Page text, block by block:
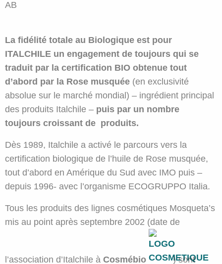
La fidélité totale au Biologique est pour
ITALCHILE un engagement de toujours qui se
traduit par la certification BIO obtenue tout
d’abord par la Rose musquée (en exclusivité
absolue sur le marché mondial) – ingrédient principal
des produits Italchile – puis par un nombre
toujours croissant de produits.
Dès 1989, Italchile a activé le parcours vers la
certification biologique de l’huile de Rose musquée,
tout d’abord en Amérique du Sud avec IMO puis –
depuis 1996- avec l’organisme ECOGRUPPO Italia.
Tous les produits des lignes cosmétiques Mosqueta’s
mis au point après septembre 2002 (date de
l’association d’Italchile à Cosmébio ) sont